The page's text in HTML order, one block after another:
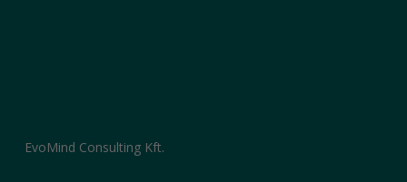
EvoMind Consulting Kft.